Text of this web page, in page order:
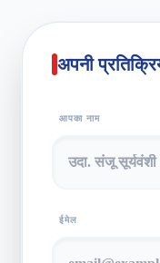
अपनी
आपका नाम
ईमेल